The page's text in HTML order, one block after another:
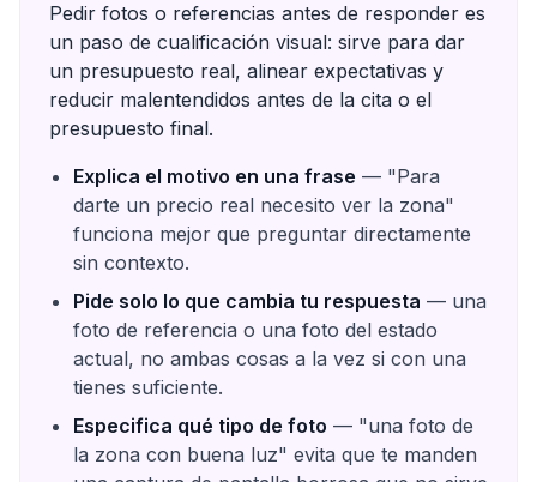
Pedir fotos o referencias antes de responder es
un paso de cualificación visual: sirve para dar
un presupuesto real, alinear expectativas y
reducir malentendidos antes de la cita o el
presupuesto final.
Explica el motivo en una frase — "Para
darte un precio real necesito ver la zona"
funciona mejor que preguntar directamente
sin contexto.
Pide solo lo que cambia tu respuesta — una
foto de referencia o una foto del estado
actual, no ambas cosas a la vez si con una
tienes suficiente.
Especifica qué tipo de foto — "una foto de
la zona con buena luz" evita que te manden